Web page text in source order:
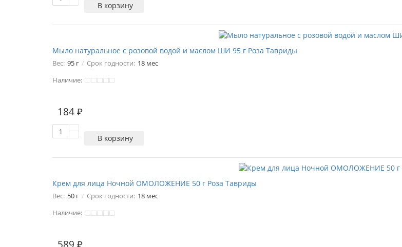
В корзину
Мыло натуральное с розовой водой и маслом ШИ 95 г Роза Тавриды
Вес: 95 г Срок годности: 18 мес
Наличие:
184 ₽
В корзину
Крем для лица Ночной ОМОЛОЖЕНИЕ 50 г Роза Тавриды
Вес: 50 г Срок годности: 18 мес
Наличие: